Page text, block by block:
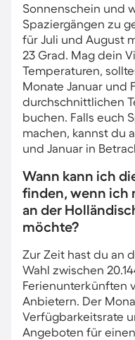
Sonnenschein und
Spaziergängen zu
für Juli und August
23 Grad. Mag dein
Temperaturen,
Monate Januar und
durchschnittlichen
buchen. Falls euch
machen, kannst du
und Januar in
Wann kann ich
finden, wenn ich
an der
möchte?
Zur Zeit hast du an
Wahl zwischen
Ferienunterkünften
Anbietern. Der
Verfügbarkeitsrate
Angeboten für